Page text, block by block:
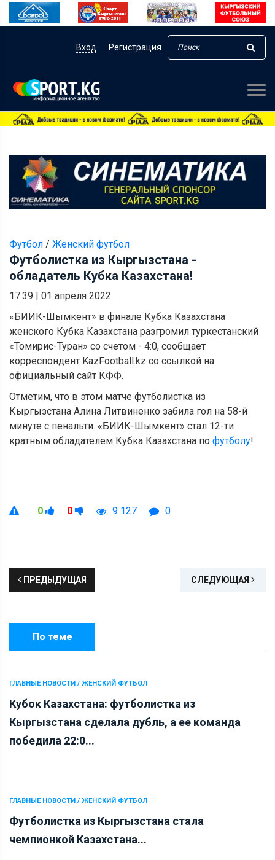
Вход Регистрация
Футбол / Женский футбол
Футболистка из Кыргызстана -
обладатель Кубка Казахстана!
17:39 | 01 апреля 2022
«БИИК-Шымкент» в финале Кубка Казахстана
женского Кубка Казахстана разгромил туркестанский
«Томирис-Туран» со счетом - 4:0, сообщает
корреспондент KazFootball.kz со ссылкой на
официальный сайт КФФ.
Отметим, что в этом матче футболистка из
Кыргызстана Алина Литвиненко забила гол на 58-й
минуте с пенальти. «БИИК-Шымкент» стал 12-ти
кратным обладателем Кубка Казахстана по футболу!
0 0 9 127 0
ПРЕДЫДУЩАЯ СЛЕДУЮЩАЯ
По теме
ГЛАВНЫЕ НОВОСТИ / ЖЕНСКИЙ ФУТБОЛ
Кубок Казахстана: футболистка из
Кыргызстана сделала дубль, а ее команда
победила 22:0...
ГЛАВНЫЕ НОВОСТИ / ЖЕНСКИЙ ФУТБОЛ
Футболистка из Кыргызстана стала
чемпионкой Казахстана...